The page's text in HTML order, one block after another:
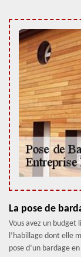
La pose de
Vous avez un
l’habillage dont elle
pose d’un bardage